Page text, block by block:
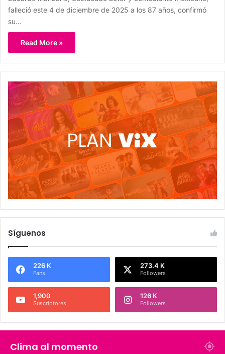
falleció este 4 de diciembre de 2025 a los 87 años, confirmó
su…
Read More »
Síguenos
226 K
Fans
273.4 K
Followers
1,900
Suscriptores
126 K
Followers
Clima al momento